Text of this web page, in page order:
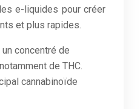
e-liquides pour créer
et plus rapides.
un concentré de
de THC.
cannabinoïde